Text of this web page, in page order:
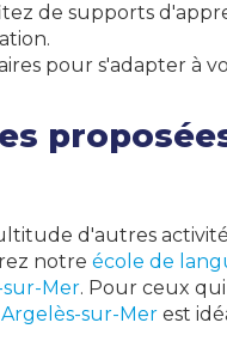
de supports
pour s'adapter à
d'autres
notre école de
sur-Mer. Pour ceux
sur-Mer est